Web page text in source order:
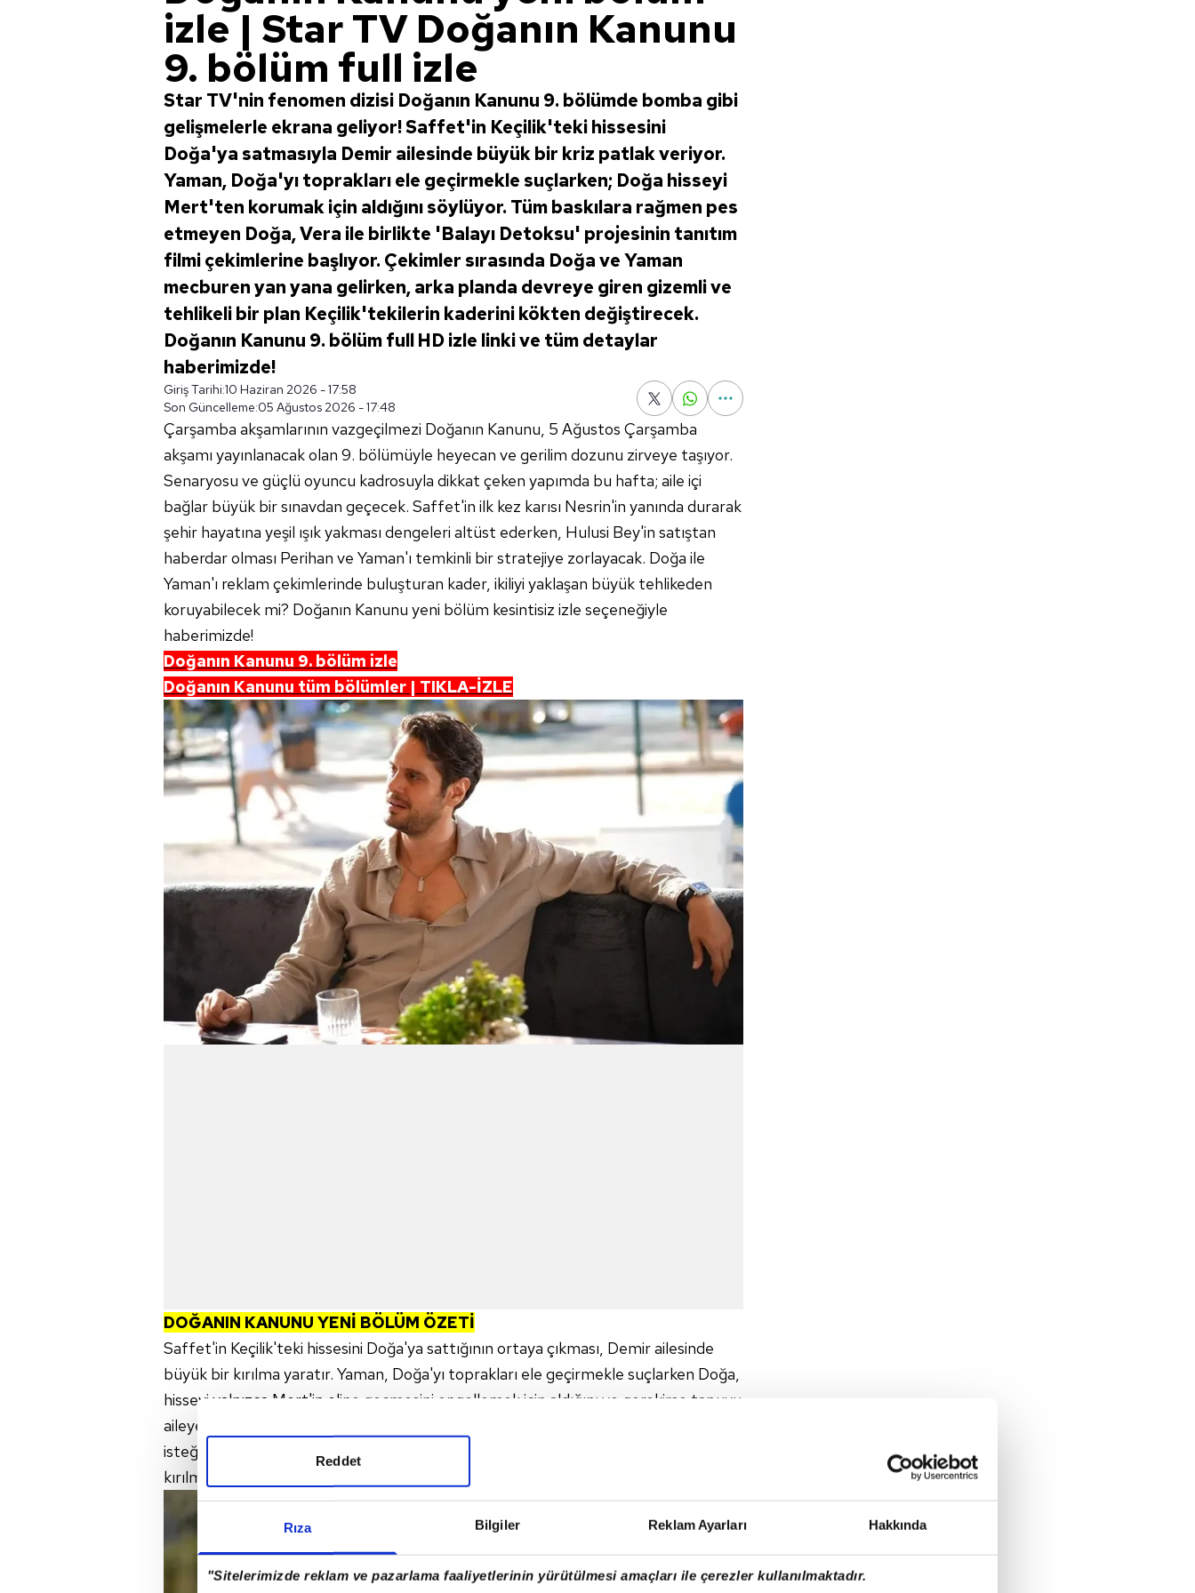
Rıza Bilgiler Reklam Ayarları Hakkında
"Sitelerimizde reklam ve pazarlama faaliyetlerinin yürütülmesi amaçları ile çerezler kullanılmaktadır.
Reddet
izle | Star TV Doğanın Kanunu
9. bölüm full izle
Star TV'nin fenomen dizisi Doğanın Kanunu 9. bölümde bomba gibi
gelişmelerle ekrana geliyor! Saffet'in Keçilik'teki hissesini
Doğa'ya satmasıyla Demir ailesinde büyük bir kriz patlak veriyor.
Yaman, Doğa'yı toprakları ele geçirmekle suçlarken; Doğa hisseyi
Mert'ten korumak için aldığını söylüyor. Tüm baskılara rağmen pes
etmeyen Doğa, Vera ile birlikte 'Balayı Detoksu' projesinin tanıtım
filmi çekimlerine başlıyor. Çekimler sırasında Doğa ve Yaman
mecburen yan yana gelirken, arka planda devreye giren gizemli ve
tehlikeli bir plan Keçilik'tekilerin kaderini kökten değiştirecek.
Doğanın Kanunu 9. bölüm full HD izle linki ve tüm detaylar
haberimizde!
Giriş Tarihi:10 Haziran 2026 - 17:58
Son Güncelleme:05 Ağustos 2026 - 17:48
Çarşamba akşamlarının vazgeçilmezi Doğanın Kanunu, 5 Ağustos Çarşamba
akşamı yayınlanacak olan 9. bölümüyle heyecan ve gerilim dozunu zirveye taşıyor.
Senaryosu ve güçlü oyuncu kadrosuyla dikkat çeken yapımda bu hafta; aile içi
bağlar büyük bir sınavdan geçecek. Saffet'in ilk kez karısı Nesrin'in yanında durarak
şehir hayatına yeşil ışık yakması dengeleri altüst ederken, Hulusi Bey'in satıştan
haberdar olması Perihan ve Yaman'ı temkinli bir stratejiye zorlayacak. Doğa ile
Yaman'ı reklam çekimlerinde buluşturan kader, ikiliyi yaklaşan büyük tehlikeden
koruyabilecek mi? Doğanın Kanunu yeni bölüm kesintisiz izle seçeneğiyle
haberimizde!
Doğanın Kanunu 9. bölüm izle
Doğanın Kanunu tüm bölümler | TIKLA-İZLE
DOĞANIN KANUNU YENİ BÖLÜM ÖZETİ
Saffet'in Keçilik'teki hissesini Doğa'ya sattığının ortaya çıkması, Demir ailesinde
büyük bir kırılma yaratır. Yaman, Doğa'yı toprakları ele geçirmekle suçlarken Doğa,
hisseyi yalnızca Mert'in eline geçmesini engellemek için aldığını ve gerekirse tapuyu
aileye devredebileceğini söyler. Ancak Nesrin'in şehirde yeni bir hayat kurma
isteğinden vazgeçmemesi ve Saffet'in ilk kez karısının yanında durması, aile içindeki
kırılmayı derinleştirir.